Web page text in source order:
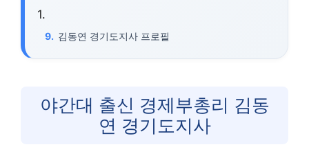
김동연 경기도지사 프로필
야간대 출신 경제부총리 김동
연 경기도지사